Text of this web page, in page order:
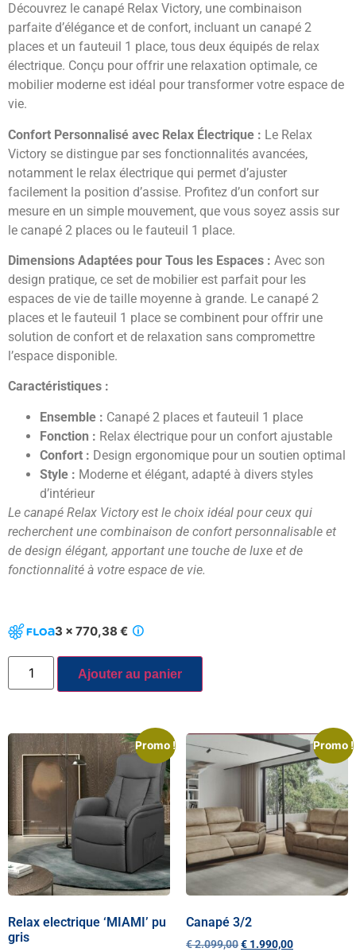
Découvrez le canapé Relax Victory, une combinaison
parfaite d’élégance et de confort, incluant un canapé 2
places et un fauteuil 1 place, tous deux équipés de relax
électrique. Conçu pour offrir une relaxation optimale, ce
mobilier moderne est idéal pour transformer votre espace de
vie.
Confort Personnalisé avec Relax Électrique : Le Relax
Victory se distingue par ses fonctionnalités avancées,
notamment le relax électrique qui permet d’ajuster
facilement la position d’assise. Profitez d’un confort sur
mesure en un simple mouvement, que vous soyez assis sur
le canapé 2 places ou le fauteuil 1 place.
Dimensions Adaptées pour Tous les Espaces : Avec son
design pratique, ce set de mobilier est parfait pour les
espaces de vie de taille moyenne à grande. Le canapé 2
places et le fauteuil 1 place se combinent pour offrir une
solution de confort et de relaxation sans compromettre
l’espace disponible.
Caractéristiques :
Ensemble : Canapé 2 places et fauteuil 1 place
Fonction : Relax électrique pour un confort ajustable
Confort : Design ergonomique pour un soutien optimal
Style : Moderne et élégant, adapté à divers styles
d’intérieur
Le canapé Relax Victory est le choix idéal pour ceux qui
recherchent une combinaison de confort personnalisable et
de design élégant, apportant une touche de luxe et de
fonctionnalité à votre espace de vie.
3 x 770,38 €
Ajouter au panier
Promo !
Relax electrique ‘MIAMI’ pu
gris
Promo !
Canapé 3/2
€2.099,00€ 1.990,00